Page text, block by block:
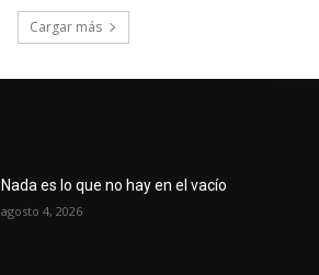
Cargar más
Nada es lo que no hay en el vacío
agosto 4, 2026